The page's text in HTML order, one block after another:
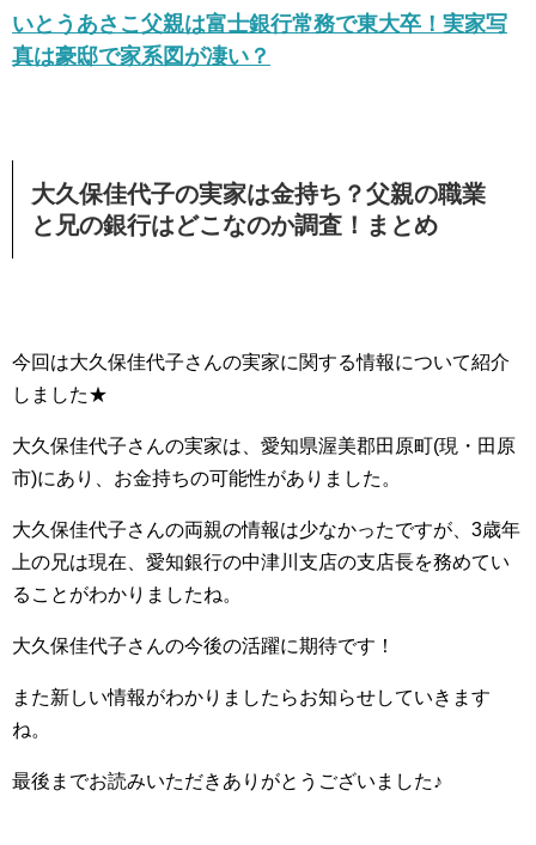
いとうあさこ父親は富士銀行常務で東大卒！実家写
真は豪邸で家系図が凄い？
大久保佳代子の実家は金持ち？父親の職業
と兄の銀行はどこなのか調査！まとめ
今回は大久保佳代子さんの実家に関する情報について紹介
しました★
大久保佳代子さんの実家は、愛知県渥美郡田原町(現・田原
市)にあり、お金持ちの可能性がありました。
大久保佳代子さんの両親の情報は少なかったですが、3歳年
上の兄は現在、愛知銀行の中津川支店の支店長を務めてい
ることがわかりましたね。
大久保佳代子さんの今後の活躍に期待です！
また新しい情報がわかりましたらお知らせしていきます
ね。
最後までお読みいただきありがとうございました♪